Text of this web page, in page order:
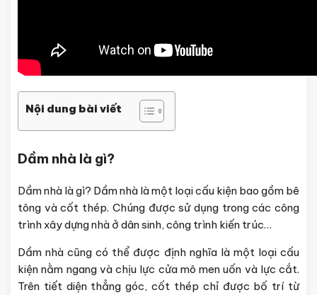
Nội dung bài viết
Dầm nhà là gì?
Dầm nhà là gì? Dầm nhà là một loại cấu kiện bao gồm bê
tông và cốt thép. Chúng được sử dụng trong các công
trình xây dựng nhà ở dân sinh, công trình kiến trúc…
Dầm nhà cũng có thể được định nghĩa là một loại cấu
kiện nằm ngang và chịu lực cửa mô men uốn và lực cắt.
Trên tiết diện thẳng góc, cốt thép chỉ được bố trí từ